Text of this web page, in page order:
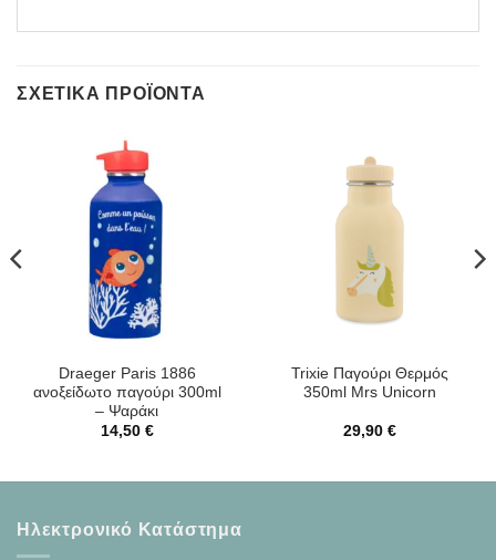
ΣΧΕΤΙΚΆ ΠΡΟΪΌΝΤΑ
Draeger Paris 1886
ανοξείδωτο παγούρι 300ml
– Ψαράκι
14,50 €
Trixie Παγούρι Θερμός
350ml Mrs Unicorn
29,90 €
Ηλεκτρονικό Κατάστημα